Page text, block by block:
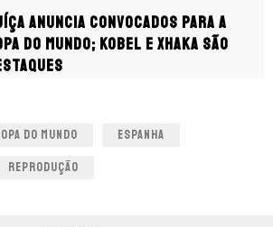
anuncia convocados para a
do Mundo; Kobel e Xhaka são
DO MUNDO ESPANHA
REPRODUÇÃO